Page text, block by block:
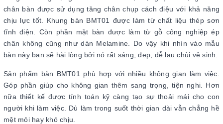
chân bàn được sử dụng tăng chân chụp cách điệu với khả năng
chịu lực tốt. Khung bàn BMT01 được làm từ chất liệu thép sơn
tĩnh điện. Còn phần mặt bàn được làm từ gỗ công nghiệp ép
chân không cũng như dán Melamine. Do vậy khi nhìn vào mẫu
bàn này bạn sẽ hài lòng bởi nó rất sáng, đẹp, dễ lau chùi vệ sinh.
Sản phẩm bàn BMT01 phù hợp với nhiều không gian làm việc.
Góp phần giúp cho không gian thêm sang trọng, tiện nghi. Hơn
nữa thiết kế được tính toán kỹ càng tạo sự thoải mái cho con
người khi làm việc. Dù làm trong suốt thời gian dài vẫn chẳng hề
mệt mỏi hay khó chịu.